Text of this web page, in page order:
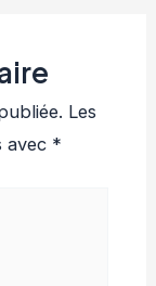
Les
avec *